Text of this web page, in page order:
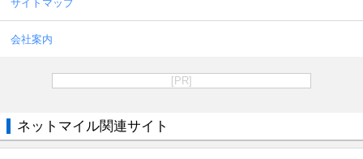
サイトマップ
会社案内
[PR]
ネットマイル関連サイト